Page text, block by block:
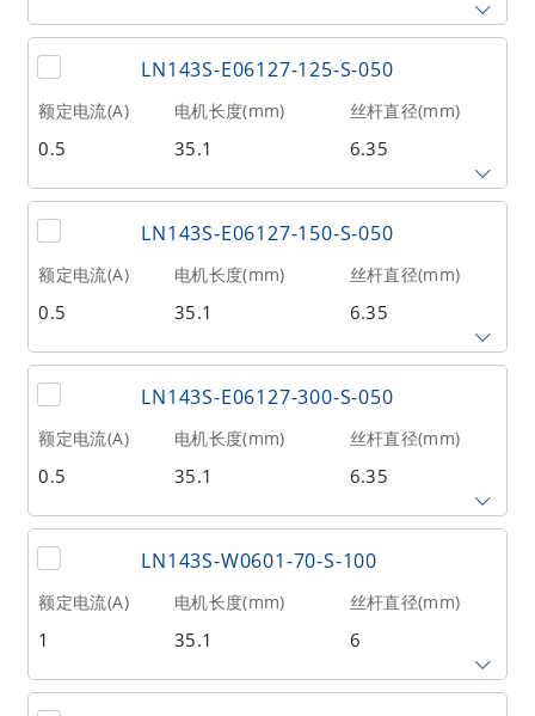
2 20 0.21
丝杆导程(mm) 丝杆长度(mm) 额定推力(N
@300RPM)
相数 转子惯量(g•cm²) 重量(kg)
2 20 0.21
LN143S-E06127-125-S-050
额定电流(A) 电机长度(mm) 丝杆直径(mm)
0.5 35.1 6.35
丝杆导程(mm) 丝杆长度(mm) 额定推力(N
@300RPM)
相数 转子惯量(g•cm²) 重量(kg)
2 20 0.21
LN143S-E06127-150-S-050
额定电流(A) 电机长度(mm) 丝杆直径(mm)
0.5 35.1 6.35
丝杆导程(mm) 丝杆长度(mm) 额定推力(N
@300RPM)
相数 转子惯量(g•cm²) 重量(kg)
2 20 0.21
LN143S-E06127-300-S-050
额定电流(A) 电机长度(mm) 丝杆直径(mm)
0.5 35.1 6.35
丝杆导程(mm) 丝杆长度(mm) 额定推力(N
@300RPM)
相数 转子惯量(g•cm²) 重量(kg)
2 20 0.21
LN143S-W0601-70-S-100
额定电流(A) 电机长度(mm) 丝杆直径(mm)
1 35.1 6
丝杆导程(mm) 丝杆长度(mm) 额定推力(N